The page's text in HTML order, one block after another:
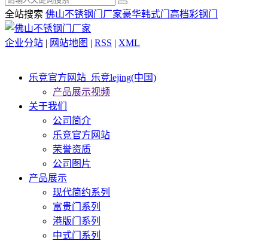
全站搜索 佛山不锈钢门厂家豪华韩式门 高档彩钢门
企业分站 | 网站地图 | RSS | XML
乐竞官方网站_乐竞lejing(中国)
产品展示视频
关于我们
公司简介
乐竞官方网站
荣誉资质
公司图片
产品展示
现代简约系列
富贵门系列
港版门系列
中式门系列